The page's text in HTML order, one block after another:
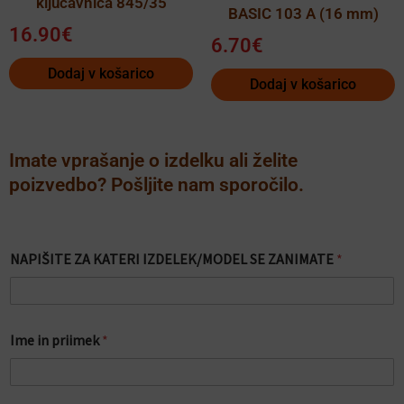
16.90€
Dodaj v košarico
BASIC 103 A (16 mm)
6.70€
Dodaj v košarico
Imate vprašanje o izdelku ali želite
poizvedbo? Pošljite nam sporočilo.
NAPIŠITE ZA KATERI IZDELEK/MODEL SE ZANIMATE *
Z
Ime in priimek*